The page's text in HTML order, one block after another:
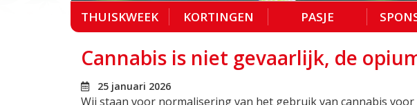
THUISKWEEK KORTINGEN PASJE
Cannabis is niet gevaarlijk, de
25 januari 2026
Wij staan voor normalisering van het gebruik van cannabis